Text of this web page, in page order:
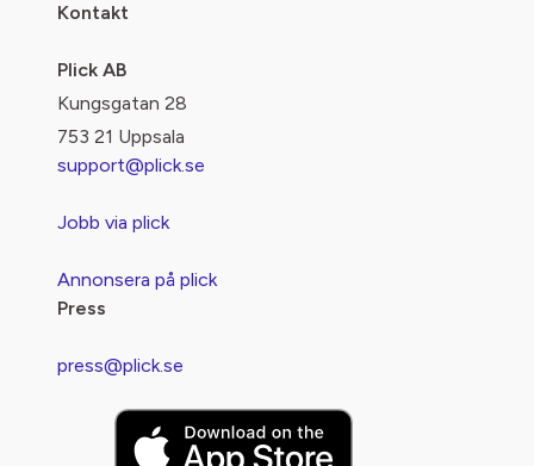
Kontakt
Plick AB
Kungsgatan 28
753 21 Uppsala
support@plick.se
Jobb via plick
Annonsera på plick
Press
press@plick.se